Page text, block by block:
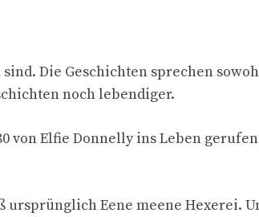
Die Geschichten sprechen
noch lebendiger.
von Elfie Donnelly ins Leben
Eene meene Hexerei.